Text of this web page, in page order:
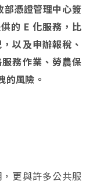
部憑證管理中心簽
的 E 化服務，比
以及申辦報稅、
務作業、勞農保
的風險。
更與許多公共服